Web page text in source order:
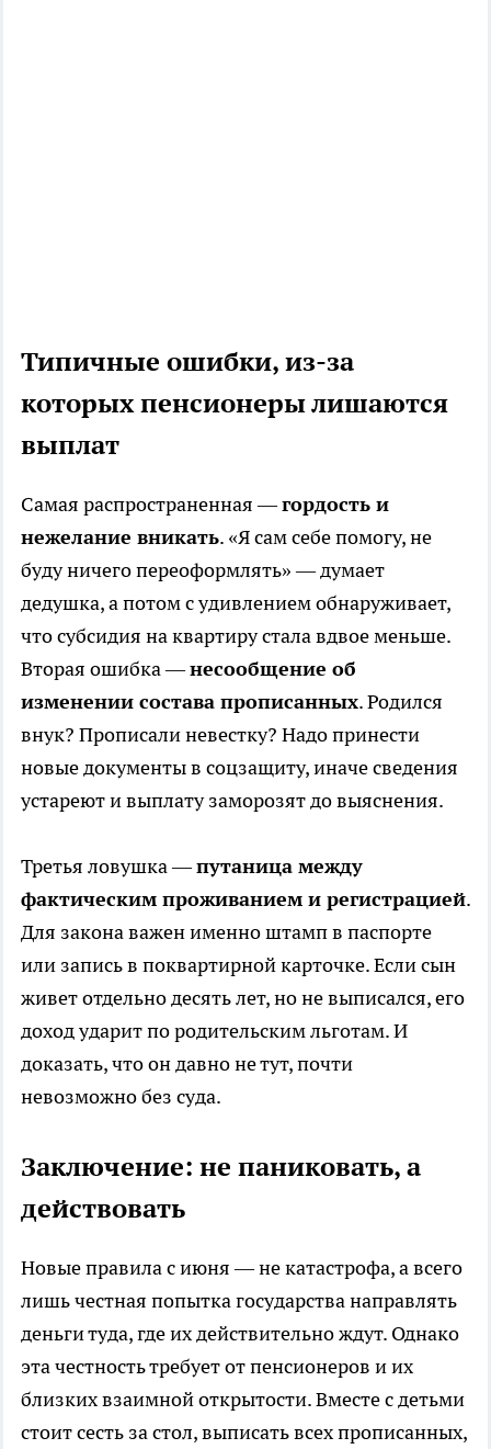
Типичные ошибки, из-за
которых пенсионеры лишаются
выплат
Самая распространенная —гордость и
нежелание вникать. «Я сам себе помогу, не
буду ничего переоформлять» — думает
дедушка, а потом с удивлением обнаруживает,
что субсидия на квартиру стала вдвое меньше.
Вторая ошибка —несообщение об
изменении состава прописанных. Родился
внук? Прописали невестку? Надо принести
новые документы в соцзащиту, иначе сведения
устареют и выплату заморозят до выяснения.
Третья ловушка —путаница между
фактическим проживанием и регистрацией.
Для закона важен именно штамп в паспорте
или запись в поквартирной карточке. Если сын
живет отдельно десять лет, но не выписался, его
доход ударит по родительским льготам. И
доказать, что он давно не тут, почти
невозможно без суда.
Заключение: не паниковать, а
действовать
Новые правила с июня — не катастрофа, а всего
лишь честная попытка государства направлять
деньги туда, где их действительно ждут. Однако
эта честность требует от пенсионеров и их
близких взаимной открытости. Вместе с детьми
стоит сесть за стол, выписать всех прописанных,